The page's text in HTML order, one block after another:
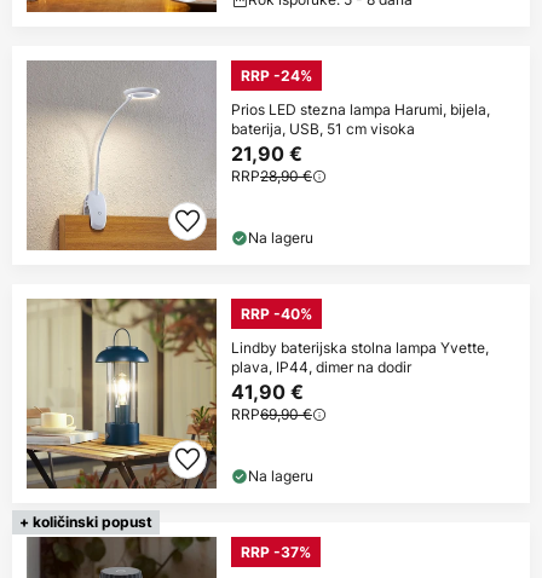
RRP -24%
Prios LED stezna lampa Harumi, bijela,
baterija, USB, 51 cm visoka
21,90 €
RRP28,90 €
Na lageru
RRP -40%
Lindby baterijska stolna lampa Yvette,
plava, IP44, dimer na dodir
41,90 €
RRP69,90 €
Na lageru
+ količinski popust
RRP -37%